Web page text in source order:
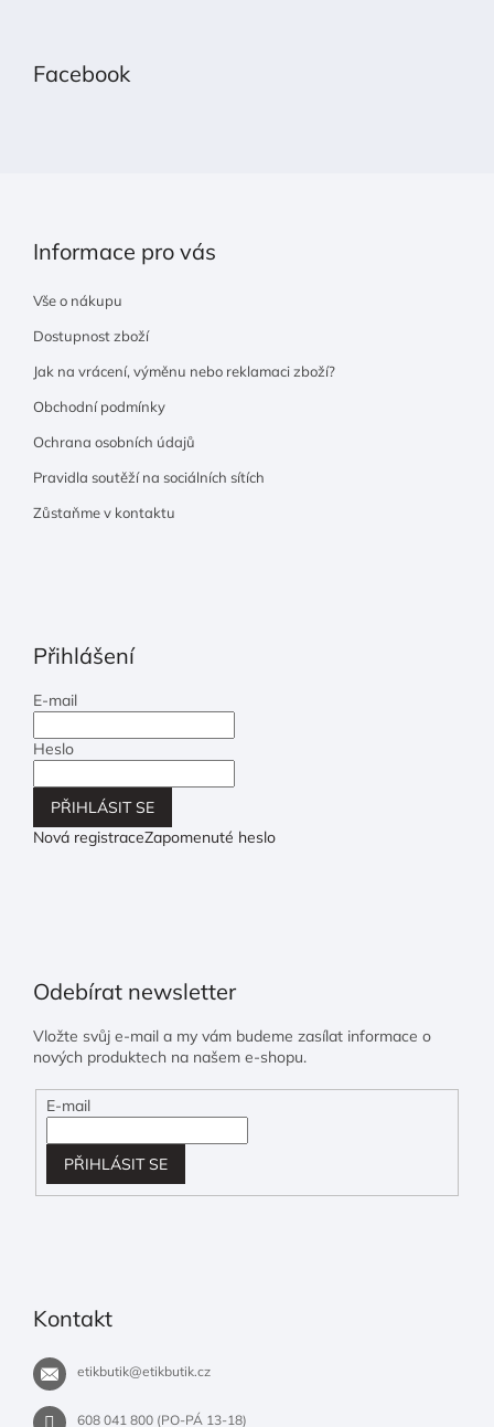
Facebook
Informace pro vás
Vše o nákupu
Dostupnost zboží
Jak na vrácení, výměnu nebo reklamaci zboží?
Obchodní podmínky
Ochrana osobních údajů
Pravidla soutěží na sociálních sítích
Zůstaňme v kontaktu
Přihlášení
E-mail
Heslo
PŘIHLÁSIT SE
Nová registraceZapomenuté heslo
Odebírat newsletter
Vložte svůj e-mail a my vám budeme zasílat informace o
nových produktech na našem e-shopu.
E-mail
PŘIHLÁSIT SE
Kontakt
etikbutik@etikbutik.cz
608 041 800 (PO-PÁ 13-18)